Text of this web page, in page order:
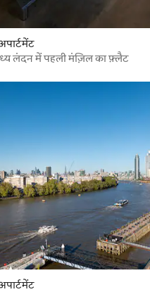
लंदन में पहली मंज़िल का फ़्लैट